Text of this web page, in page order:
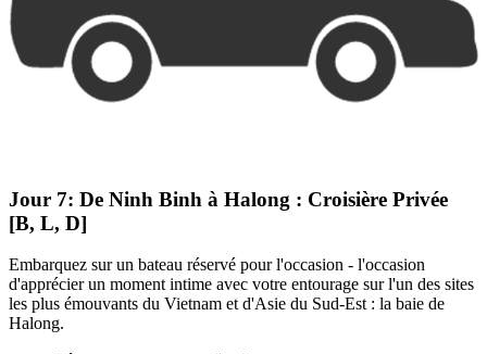
Jour 7: De Ninh Binh à Halong : Croisière Privée
[B, L, D]
Embarquez sur un bateau réservé pour l'occasion - l'occasion
d'apprécier un moment intime avec votre entourage sur l'un des sites
les plus émouvants du Vietnam et d'Asie du Sud-Est : la baie de
Halong.